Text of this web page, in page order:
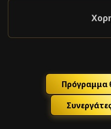
Πρόγραμμα